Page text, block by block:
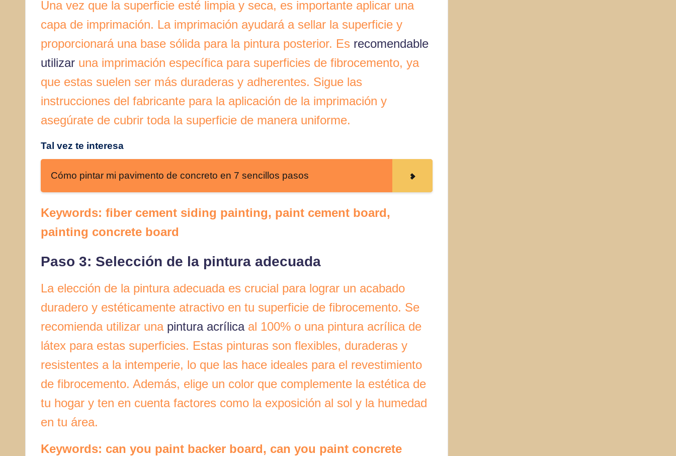
Una vez que la superficie esté limpia y seca, es importante aplicar una
capa de imprimación. La imprimación ayudará a sellar la superficie y
proporcionará una base sólida para la pintura posterior. Es recomendable
utilizar una imprimación específica para superficies de fibrocemento, ya
que estas suelen ser más duraderas y adherentes. Sigue las
instrucciones del fabricante para la aplicación de la imprimación y
asegúrate de cubrir toda la superficie de manera uniforme.
Tal vez te interesa
Cómo pintar mi pavimento de concreto en 7 sencillos pasos
Keywords: fiber cement siding painting, paint cement board,
painting concrete board
Paso 3: Selección de la pintura adecuada
La elección de la pintura adecuada es crucial para lograr un acabado
duradero y estéticamente atractivo en tu superficie de fibrocemento. Se
recomienda utilizar una pintura acrílicaal 100% o una pintura acrílica de
látex para estas superficies. Estas pinturas son flexibles, duraderas y
resistentes a la intemperie, lo que las hace ideales para el revestimiento
de fibrocemento. Además, elige un color que complemente la estética de
tu hogar y ten en cuenta factores como la exposición al sol y la humedad
en tu área.
Keywords: can you paint backer board, can you paint concrete